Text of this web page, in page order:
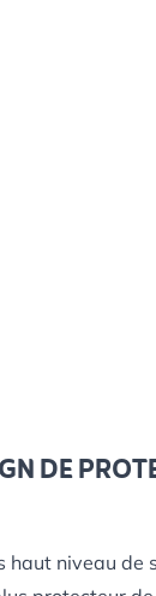
DE
haut niveau de